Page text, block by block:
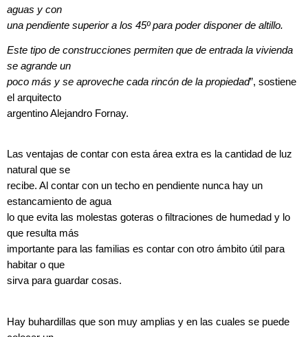
aguas y con
una pendiente superior a los 45º para poder disponer de altillo.
Este tipo de construcciones permiten que de entrada la vivienda
se agrande un
poco más y se aproveche cada rincón de la propiedad”, sostiene
el arquitecto
argentino Alejandro Fornay.
Las ventajas de contar con esta área extra es la cantidad de luz
natural que se
recibe. Al contar con un techo en pendiente nunca hay un
estancamiento de agua
lo que evita las molestas goteras o filtraciones de humedad y lo
que resulta más
importante para las familias es contar con otro ámbito útil para
habitar o que
sirva para guardar cosas.
Hay buhardillas que son muy amplias y en las cuales se puede